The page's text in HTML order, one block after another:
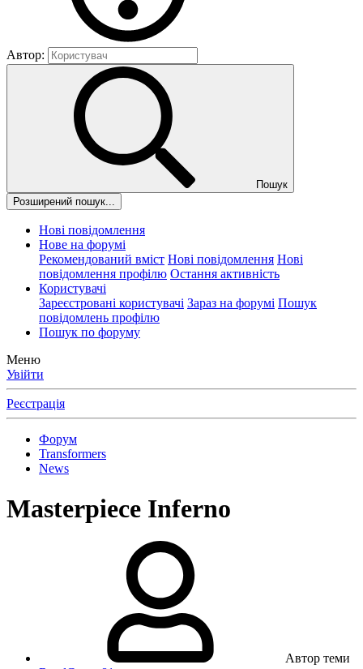
Автор:
Пошук
Розширений пошук...
Нові повідомлення
Нове на форумі
Рекомендований вміст Нові повідомлення Нові
повідомлення профілю Остання активність
Користувачі
Зареєстровані користувачі Зараз на форумі Пошук
повідомлень профілю
Пошук по форуму
Меню
Увійти
Реєстрація
Форум
Transformers
News
Masterpiece Inferno
Автор теми